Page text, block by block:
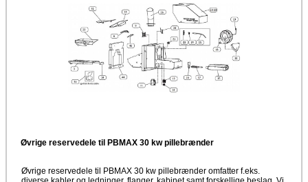
Øvrige reservedele til PBMAX 30 kw pillebrænder
Øvrige reservedele til PBMAX 30 kw pillebrænder omfatter f.eks.